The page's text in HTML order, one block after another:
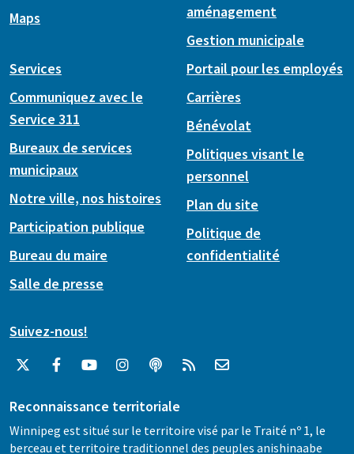
Maps
aménagement
Gestion municipale
Services
Communiquez avec le
Service 311
Bureaux de services
municipaux
Notre ville, nos histoires
Participation publique
Bureau du maire
Salle de presse
Portail pour les employés
Carrières
Bénévolat
Politiques visant le
personnel
Plan du site
Politique de
confidentialité
Suivez-nous!
Reconnaissance territoriale
Winnipeg est situé sur le territoire visé par le Traité nº 1, le
berceau et territoire traditionnel des peuples anishinaabe